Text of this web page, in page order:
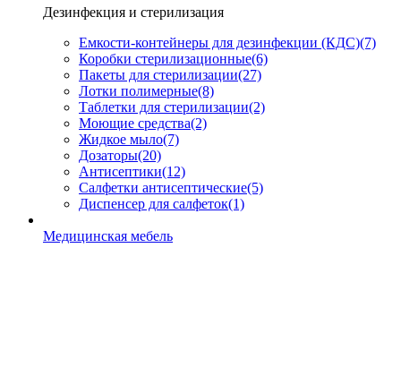
Дезинфекция и стерилизация
Емкости-контейнеры для дезинфекции (КДС)(7)
Коробки стерилизационные(6)
Пакеты для стерилизации(27)
Лотки полимерные(8)
Таблетки для стерилизации(2)
Моющие средства(2)
Жидкое мыло(7)
Дозаторы(20)
Антисептики(12)
Салфетки антисептические(5)
Диспенсер для салфеток(1)
Медицинская мебель